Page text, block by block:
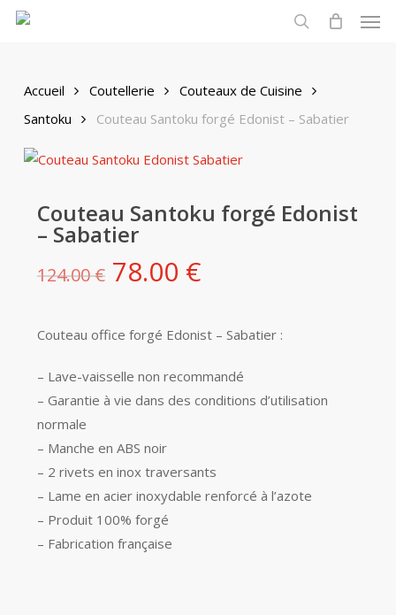
Skip
contentAccueil Coutellerie
Couteaux de Cuisine
Santoku
Couteau Santoku forgé Edonist – Sabatier
Couteau Santoku forgé Edonist
– Sabatier
124.00€ Le
initial
était :
124.00 €.
78.00 €Le
actuel
est :
78.00 €.
Couteau office forgé Edonist – Sabatier :
– Lave-vaisselle non recommandé
– Garantie à vie dans des conditions d’utilisation
normale
– Manche en ABS noir
– 2 rivets en inox traversants
– Lame en acier inoxydable renforcé à l’azote
– Produit 100% forgé
– Fabrication française